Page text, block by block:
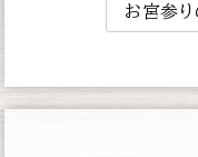
お宮参